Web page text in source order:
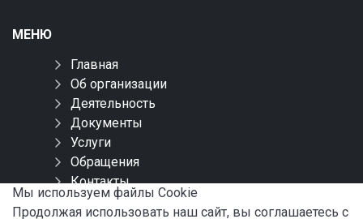
МЕНЮ
Главная
Об организации
Деятельность
Документы
Услуги
Обращения
Контакты
Карта сайта
Мы используем файлы Сookie
Продолжая использовать наш сайт, вы соглашаетесь с